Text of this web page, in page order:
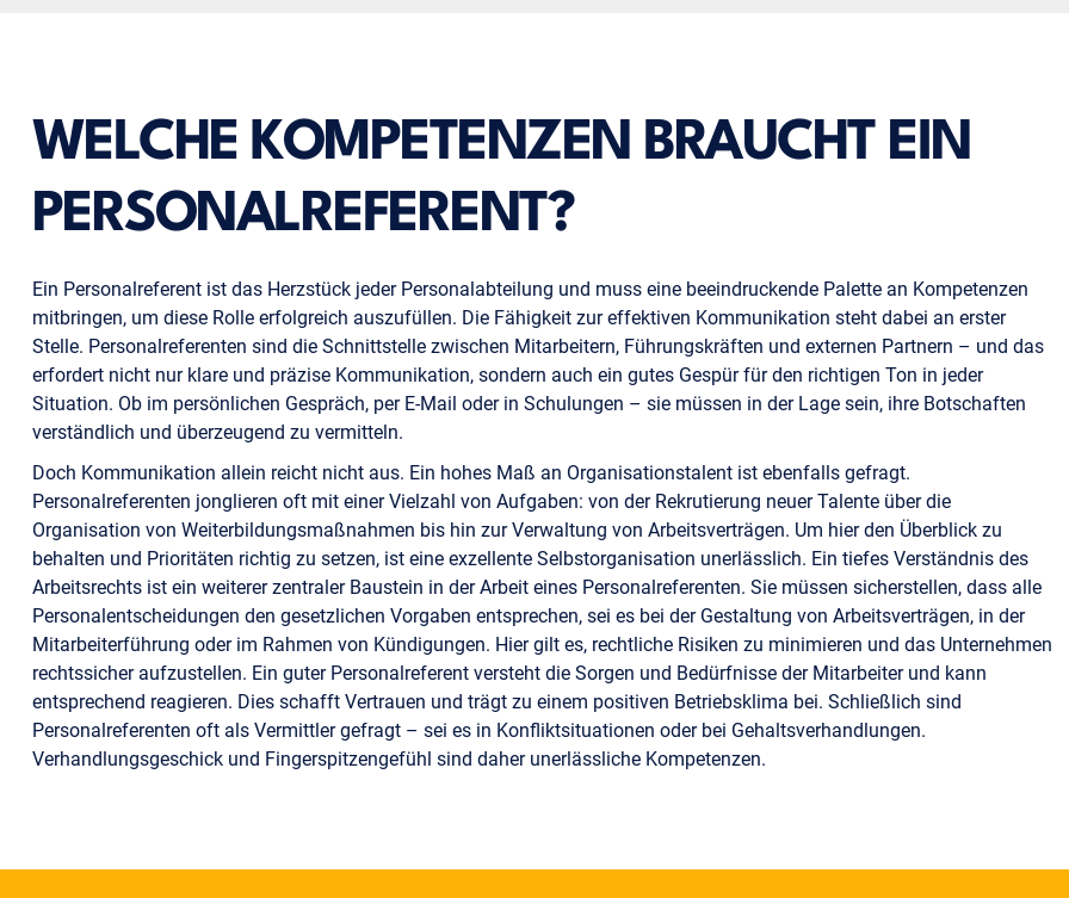
WELCHE KOMPETENZEN BRAUCHT EIN
PERSONALREFERENT?
Ein Personalreferent ist das Herzstück jeder Personalabteilung und muss eine beeindruckende Palette an Kompetenzen
mitbringen, um diese Rolle erfolgreich auszufüllen. Die Fähigkeit zur effektiven Kommunikation steht dabei an erster
Stelle. Personalreferenten sind die Schnittstelle zwischen Mitarbeitern, Führungskräften und externen Partnern – und das
erfordert nicht nur klare und präzise Kommunikation, sondern auch ein gutes Gespür für den richtigen Ton in jeder
Situation. Ob im persönlichen Gespräch, per E-Mail oder in Schulungen – sie müssen in der Lage sein, ihre Botschaften
verständlich und überzeugend zu vermitteln.
Doch Kommunikation allein reicht nicht aus. Ein hohes Maß an Organisationstalent ist ebenfalls gefragt.
Personalreferenten jonglieren oft mit einer Vielzahl von Aufgaben: von der Rekrutierung neuer Talente über die
Organisation von Weiterbildungsmaßnahmen bis hin zur Verwaltung von Arbeitsverträgen. Um hier den Überblick zu
behalten und Prioritäten richtig zu setzen, ist eine exzellente Selbstorganisation unerlässlich. Ein tiefes Verständnis des
Arbeitsrechts ist ein weiterer zentraler Baustein in der Arbeit eines Personalreferenten. Sie müssen sicherstellen, dass alle
Personalentscheidungen den gesetzlichen Vorgaben entsprechen, sei es bei der Gestaltung von Arbeitsverträgen, in der
Mitarbeiterführung oder im Rahmen von Kündigungen. Hier gilt es, rechtliche Risiken zu minimieren und das Unternehmen
rechtssicher aufzustellen. Ein guter Personalreferent versteht die Sorgen und Bedürfnisse der Mitarbeiter und kann
entsprechend reagieren. Dies schafft Vertrauen und trägt zu einem positiven Betriebsklima bei. Schließlich sind
Personalreferenten oft als Vermittler gefragt – sei es in Konfliktsituationen oder bei Gehaltsverhandlungen.
Verhandlungsgeschick und Fingerspitzengefühl sind daher unerlässliche Kompetenzen.